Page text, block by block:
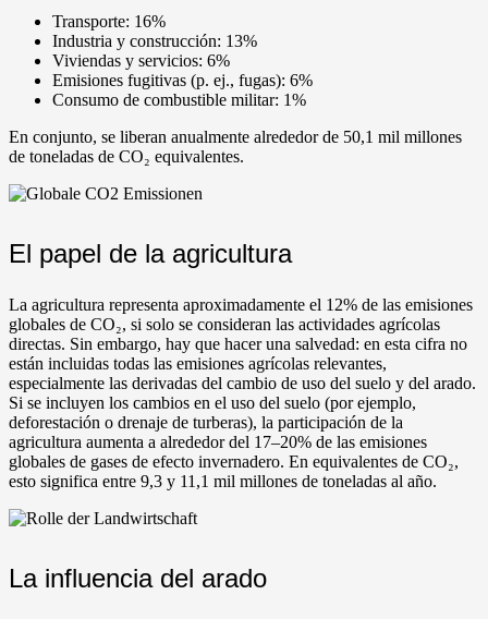
Transporte: 16%
Industria y construcción: 13%
Viviendas y servicios: 6%
Emisiones fugitivas (p. ej., fugas): 6%
Consumo de combustible militar: 1%
En conjunto, se liberan anualmente alrededor de 50,1 mil millones
de toneladas de CO₂ equivalentes.
El papel de la agricultura
La agricultura representa aproximadamente el 12% de las emisiones
globales de CO₂, si solo se consideran las actividades agrícolas
directas. Sin embargo, hay que hacer una salvedad: en esta cifra no
están incluidas todas las emisiones agrícolas relevantes,
especialmente las derivadas del cambio de uso del suelo y del arado.
Si se incluyen los cambios en el uso del suelo (por ejemplo,
deforestación o drenaje de turberas), la participación de la
agricultura aumenta a alrededor del 17–20% de las emisiones
globales de gases de efecto invernadero. En equivalentes de CO₂,
esto significa entre 9,3 y 11,1 mil millones de toneladas al año.
La influencia del arado